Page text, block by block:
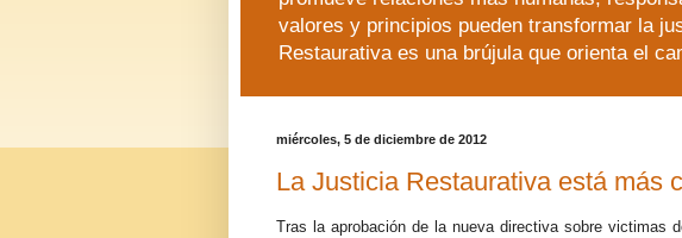
valores y principios pueden transformar la
Restaurativa es una brújula que orienta el
miércoles, 5 de diciembre de 2012
La Justicia Restaurativa está más
Tras la aprobación de la nueva directiva sobre victimas